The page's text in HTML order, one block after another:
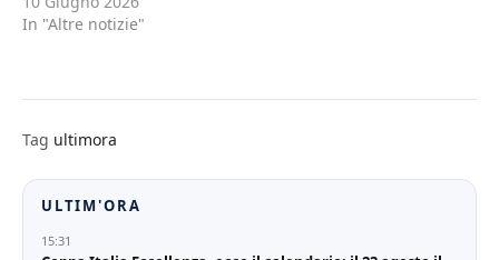
In "Altre notizie"
Tag ultimora
ULTIM'ORA
15:31